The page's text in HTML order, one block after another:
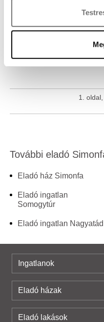
módjairól és adja meg
pontban. Bármikor
Sütinyilatkozathoz való
valamint
közösségi média-, 1.
További eladó
Eladó ház Simonfa
Eladó ingatlan
Somogytúr
Eladó ingatlan Nagyatád
Ingatlanok
Eladó házak
Eladó lakások